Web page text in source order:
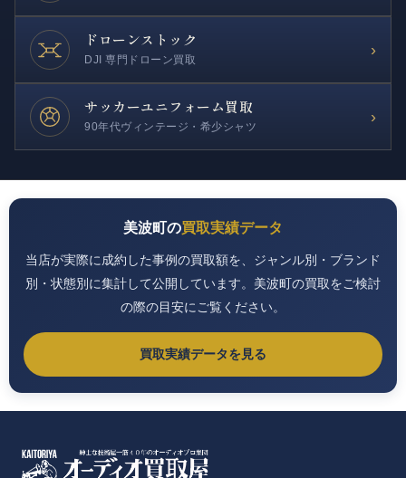
ドローンストック
DJI 専門ドローン買取
›
サッカーユニフォーム買取
90年代ヴィンテージ・希少シャツ
›
美波町の買取実績データ
当店が実際に成約した事例の買取額を、ジャンル別・ブランド
別・状態別に集計して公開しています。美波町の買取をご検討
の際の目安にご覧ください。
買取実績データを見る